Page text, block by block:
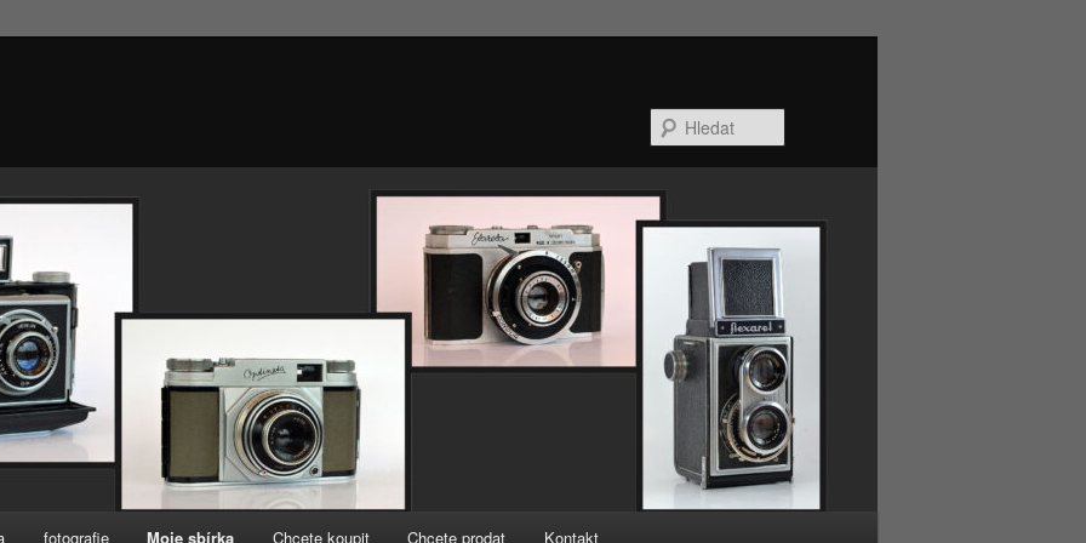
fotografie Moje sbírka Chcete koupit Chcete prodat Kontakt